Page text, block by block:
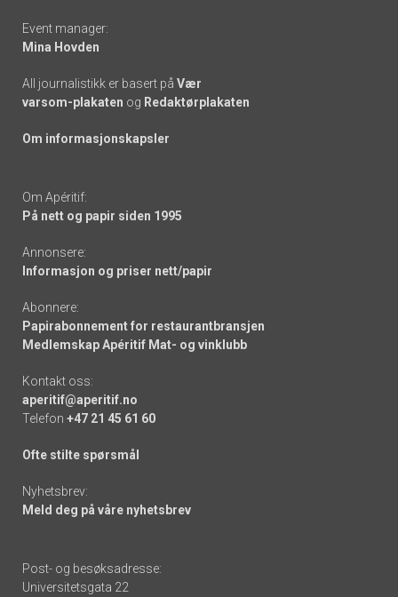
Event manager:
Mina Hovden
All journalistikk er basert på Vær
varsom-plakaten og Redaktørplakaten
Om informasjonskapsler
Om Apéritif:
På nett og papir siden 1995
Annonsere:
Informasjon og priser nett/papir
Abonnere:
Papirabonnement for restaurantbransjen
Medlemskap Apéritif Mat- og vinklubb
Kontakt oss:
aperitif@aperitif.no
Telefon +47 21 45 61 60
Ofte stilte spørsmål
Nyhetsbrev:
Meld deg på våre nyhetsbrev
Post- og besøksadresse:
Universitetsgata 22